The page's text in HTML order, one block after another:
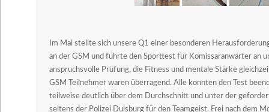
Im Mai stellte sich unsere Q1 einer besonderen
an der GSM und führte den Sporttest für Komissaranwärter an
anspruchsvolle Prüfung, die Fitness und mentale Stärke
GSM Teilnehmer waren überragend. Alle konnten den Test
teilweise deutlich über dem Durchschnitt und unter der
seitens der Polizei Duisburg für den Teamgeist. Frei nach dem